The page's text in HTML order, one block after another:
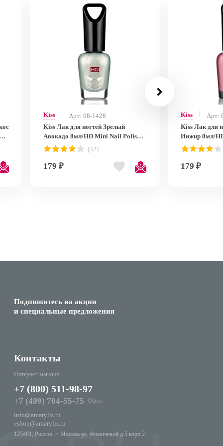
Kiss
Арт: 08-1428
Kiss Лак для ногтей Зрелый
Авокадо 8мл/HD Mini Nail Polish
MNP25
(32)
179 ₽
Kiss
Арт:
Kiss Лак для
Инжир 8мл/
MNP24
179 ₽
Подпишитесь на акции
и специальные предложения
Контакты
Интернет-магазин
+7 (800) 511-98-97
+7 (499) 704-55-75 Офис
info@amarylis.ru
eshop@amarylis.ru
125481, Россия, г. Москва ул. Фомичевой д.5 корп.2